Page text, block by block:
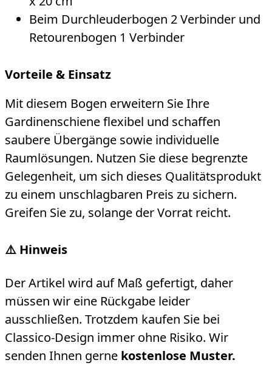
Beim Durchleuderbogen 2 Verbinder und
Retourenbogen 1 Verbinder
Vorteile & Einsatz
Mit diesem Bogen erweitern Sie Ihre
Gardinenschiene flexibel und schaffen
saubere Übergänge sowie individuelle
Raumlösungen. Nutzen Sie diese begrenzte
Gelegenheit, um sich dieses Qualitätsprodukt
zu einem unschlagbaren Preis zu sichern.
Greifen Sie zu, solange der Vorrat reicht.
⚠️ Hinweis
Der Artikel wird auf Maß gefertigt, daher
müssen wir eine Rückgabe leider
ausschließen. Trotzdem kaufen Sie bei
Classico-Design immer ohne Risiko. Wir
senden Ihnen gerne kostenlose Muster.